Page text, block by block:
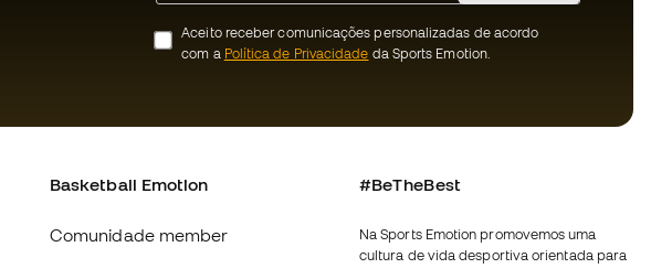
Aceito receber comunicações personalizadas de acordo
com a Política de Privacidade da Sports Emotion.
Basketball Emotion
Comunidade member
#BeTheBest
Na Sports Emotion promovemos uma
cultura de vida desportiva orientada para